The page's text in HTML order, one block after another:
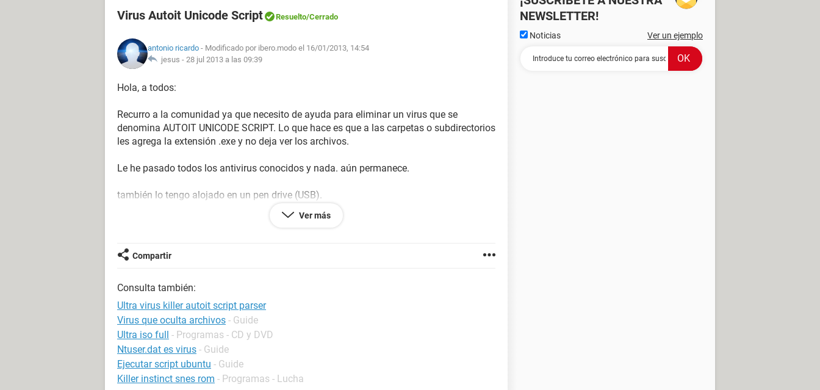
Virus Autoit Unicode Script Resuelto/Cerrado
antonio ricardo - Modificado por ibero.modo el 16/01/2013, 14:54
jesus - 28 jul 2013 a las 09:39
Hola, a todos:
Recurro a la comunidad ya que necesito de ayuda para eliminar un virus que se
denomina AUTOIT UNICODE SCRIPT. Lo que hace es que a las carpetas o subdirectorios
les agrega la extensión .exe y no deja ver los archivos.
Le he pasado todos los antivirus conocidos y nada. aún permanece.
también lo tengo alojado en un pen drive (USB).
Ver más
Compartir
Consulta también:
Ultra virus killer autoit script parser
Virus que oculta archivos - Guide
Ultra iso full - Programas - CD y DVD
Ntuser.dat es virus - Guide
Ejecutar script ubuntu - Guide
Killer instinct snes rom - Programas - Lucha
NEWSLETTER!
Noticias Ver un ejemplo